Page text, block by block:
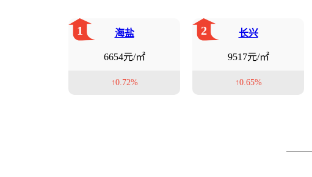
1 海盐
6654元/㎡
↑0.72%
2 长兴
9517元/㎡
↑0.65%